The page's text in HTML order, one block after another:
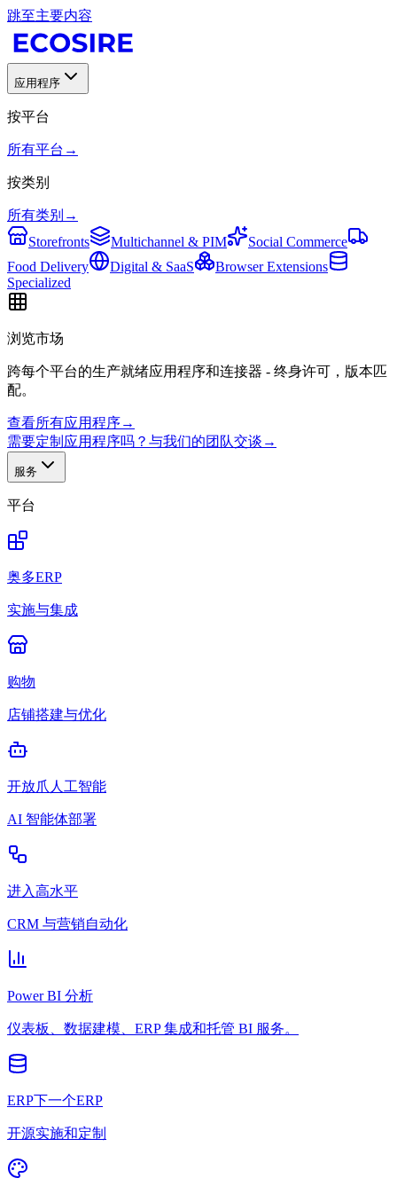
跳至主要内容
应用程序
按平台
所有平台 →
按类别
所有类别 →
Storefronts
Multichannel & PIM
Social Commerce
Food Delivery
Digital & SaaS
Browser Extensions
Specialized
浏览市场
跨每个平台的生产就绪应用程序和连接器 - 终身许可，版本匹
配。
查看所有应用程序→
需要定制应用程序吗？与我们的团队交谈 →
服务
平台
奥多ERP
实施与集成
购物
店铺搭建与优化
开放爪人工智能
AI 智能体部署
进入高水平
CRM 与营销自动化
Power BI 分析
仪表板、数据建模、ERP 集成和托管 BI 服务。
ERP下一个ERP
开源实施和定制